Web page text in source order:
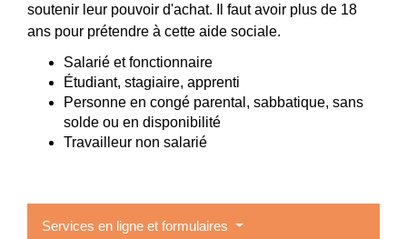
soutenir leur pouvoir d'achat. Il faut avoir plus de 18
ans pour prétendre à cette aide sociale.
Salarié et fonctionnaire
Étudiant, stagiaire, apprenti
Personne en congé parental, sabbatique, sans
solde ou en disponibilité
Travailleur non salarié
Services en ligne et formulaires